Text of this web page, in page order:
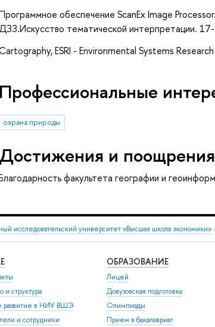
обеспечение ScanEx Image
тематической интерпретации.
ESRI - Environmental Systems
Профессиональные
охрана природы
Достижения и поощрения
факультета географии и
исследовательский университет «Высшая школа экономики»
и структура
развитие в НИУ ВШЭ
и сотрудники
ОБРАЗОВАНИЕ
Лицей
Довузовская подготовка
Олимпиады
Прием в бакалавриат